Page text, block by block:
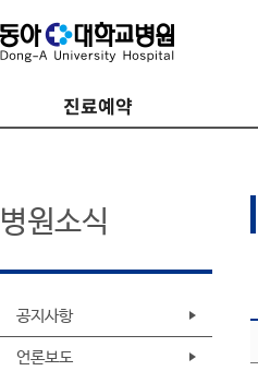
진료예약
병원소식
공지사항
언론보도